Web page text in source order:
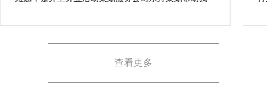
场开工开业活动策划堪称完美，下次有计划还会选择乐
查看更多